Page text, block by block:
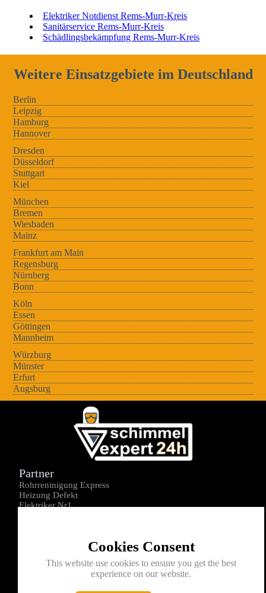
Elektriker Notdienst Rems-Murr-Kreis
Sanitärservice Rems-Murr-Kreis
Schädlingsbekämpfung Rems-Murr-Kreis
Weitere Einsatzgebiete im Deutschland
Berlin
Leipzig
Hamburg
Hannover
Dresden
Düsseldorf
Stuttgart
Kiel
München
Bremen
Wiesbaden
Mainz
Frankfurt am Main
Regensburg
Nürnberg
Bonn
Köln
Essen
Göttingen
Mannheim
Würzburg
Münster
Erfurt
Augsburg
Cookies Consent
This website use cookies to ensure you get the best
experience on our website.
Partner
Rohrreninigung Express
Heizung Defekt
Elektriker Nr1
Kontakt